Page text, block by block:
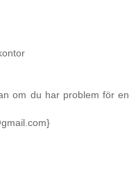
om du har problem för en